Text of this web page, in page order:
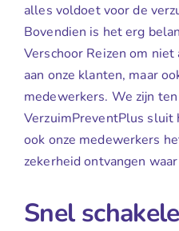
alles voldoet voor de
Bovendien is het erg
Verschoor Reizen om
aan onze klanten, maar
medewerkers. We zijn
VerzuimPreventPlus sluit
ook onze medewerkers
zekerheid ontvangen
Snel